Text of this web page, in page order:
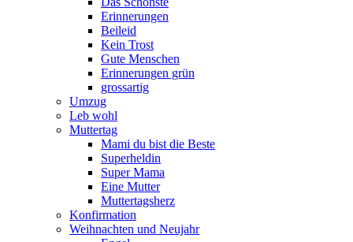
Erinnerungen
Beileid
Kein Trost
Gute Menschen
Erinnerungen grün
grossartig
Umzug
Leb wohl
Muttertag
Mami du bist die Beste
Superheldin
Super Mama
Eine Mutter
Muttertagsherz
Konfirmation
Weihnachten und Neujahr